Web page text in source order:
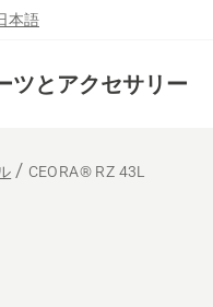
本語
ツとアクセサリー
CEORA® RZ 43L